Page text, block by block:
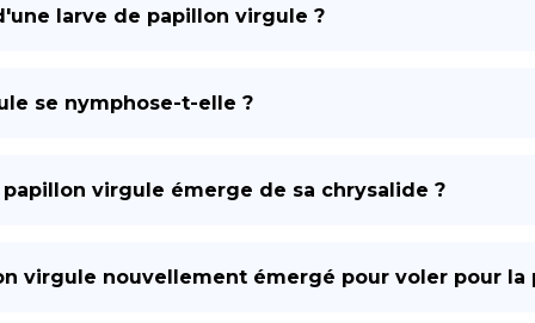
larve de papillon virgule ?
se nymphose-t-elle ?
virgule émerge de sa chrysalide ?
virgule nouvellement émergé pour voler pour la